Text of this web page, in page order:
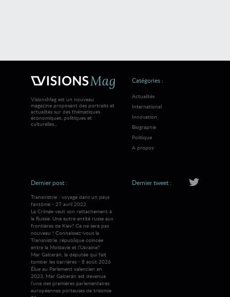
VisionsMag est un nouveau
magazine proposant des portraits et
actualités sur des thématiques
économiques, politiques et
culturelles...
Catégories :
Actualités
International
Innovation
Biographie
Politique
A propos
Dernier post :
Transnistrie : voyage dans un pays
fantôme - 27 avril 2022
La Crimée veut son rattachement à
la Russie. Une autre entité russe aux
frontières de Kiev? Ce ne sera pas
nouveau ! Connaissez-vous la
Transnistrie, république coincée
entre la Moldavie et l’Ukraine?
Mar Galcerán, la députée qui fait
tomber les barrières - 8 août 2026
Élue au Parlement valencien en
2023, Mar Galcerán est devenue
l’une des premières parlementaires
européennes porteuses de trisomie
Dernier tweet :